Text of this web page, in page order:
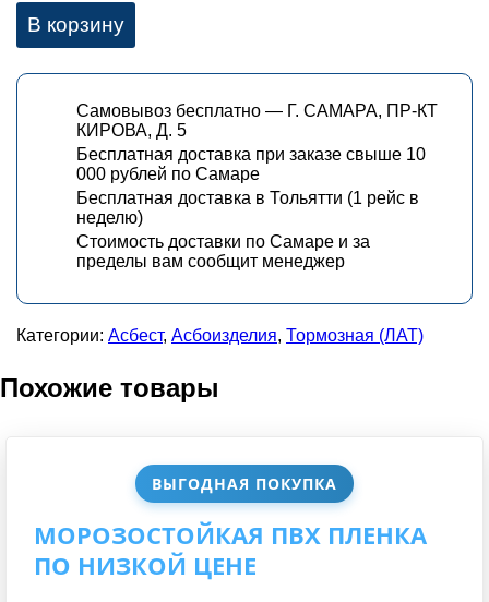
ВЫГОДНАЯ ПОКУПКА
МОРОЗОСТОЙКАЯ ПВХ ПЛЕНКА
ПО НИЗКОЙ ЦЕНЕ
В корзину
Самовывоз бесплатно — Г. САМАРА, ПР-КТ
КИРОВА, Д. 5
Бесплатная доставка при заказе свыше 10
000 рублей по Самаре
Бесплатная доставка в Тольятти (1 рейс в
неделю)
Стоимость доставки по Самаре и за
пределы вам сообщит менеджер
Категории: Асбест, Асбоизделия, Тормозная (ЛАТ)
Похожие товары